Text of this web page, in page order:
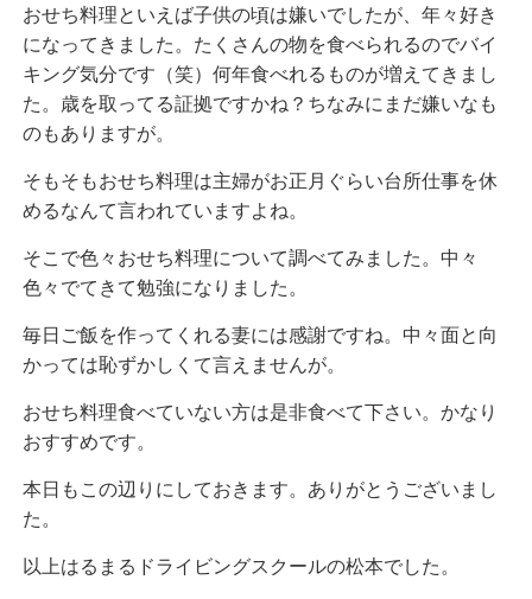
おせち料理といえば子供の頃は嫌いでしたが、年々好き
になってきました。たくさんの物を食べられるのでバイ
キング気分です（笑）何年食べれるものが増えてきまし
た。歳を取ってる証拠ですかね？ちなみにまだ嫌いなも
のもありますが。
そもそもおせち料理は主婦がお正月ぐらい台所仕事を休
めるなんて言われていますよね。
そこで色々おせち料理について調べてみました。中々
色々でてきて勉強になりました。
毎日ご飯を作ってくれる妻には感謝ですね。中々面と向
かっては恥ずかしくて言えませんが。
おせち料理食べていない方は是非食べて下さい。かなり
おすすめです。
本日もこの辺りにしておきます。ありがとうございまし
た。
以上はるまるドライビングスクールの松本でした。